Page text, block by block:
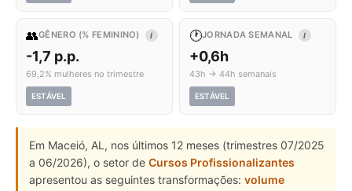
👥GÊNERO (% FEMININO) I
-1,7 p.p.
69,2% mulheres no trimestre
ESTÁVEL
🕐JORNADA SEMANAL I
+0,6h
43h → 44h semanais
ESTÁVEL
Em Maceió, AL, nos últimos 12 meses (trimestres 07/2025
a 06/2026), o setor de Cursos Profissionalizantes
apresentou as seguintes transformações: volume